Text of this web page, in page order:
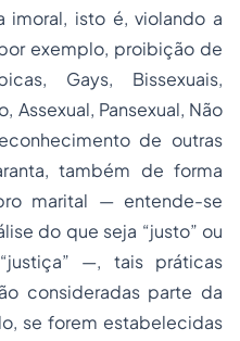
imoral, isto é, violando a
exemplo, proibição de
Gays, Bissexuais,
Assexual, Pansexual, Não
de outras
também de forma
marital — entende-se
do que seja “justo” ou
—, tais práticas
consideradas parte da
se forem estabelecidas